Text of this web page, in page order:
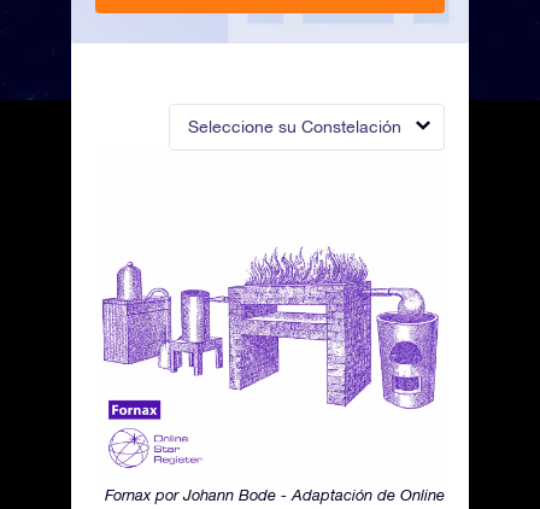
Seleccione su Constelación
Fornax por Johann Bode - Adaptación de Online